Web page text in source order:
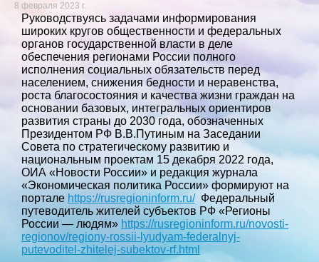
8 февраля 2023 г.
Руководствуясь задачами информирования
широких кругов общественности и федеральных
органов государственной власти в деле
обеспечения регионами России полного
исполнения социальных обязательств перед
населением, снижения бедности и неравенства,
роста благосостояния и качества жизни граждан на
основании базовых, интегральных ориентиров
развития страны до 2030 года, обозначенных
Президентом РФ В.В.Путиным на Заседании
Совета по стратегическому развитию и
национальным проектам 15 декабря 2022 года,
ОИА «Новости России» и редакция журнала
«Экономическая политика России» формируют на
портале https://rusregioninform.ru/ Федеральный
путеводитель жителей субъектов РФ «Регионы
России — людям» https://rusregioninform.ru/novosti-
regionov/regiony-rossii-lyudyam-federalnyj-
putevoditel-zhitelej-subektov-rf.html